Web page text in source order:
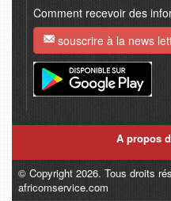
Comment recevoir des
souscrire à la news
A propos
© Copyright 2026. Tous droits
africomservice.com